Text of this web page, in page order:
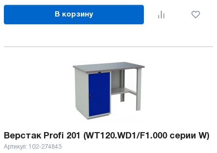
В корзину
Верстак Profi 201 (WT120.WD1/F1.000 серии W)
Артикул: 102-274843